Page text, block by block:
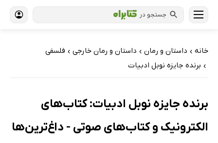
جستجو در
خانه › داستان و رمان › داستان و رمان خارجی › فلسفی
› برنده جایزه نوبل ادبیات
برنده جایزه نوبل ادبیات: کتاب‌های
الکترونیک و کتاب‌های صوتی - داغ‌ترین‌ها